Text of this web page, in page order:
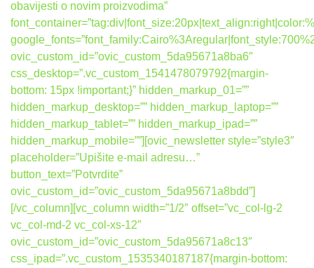
obavijesti o novim proizvodima”
ovic_custom_id=”ovic_custom_5da95671a8ba6″
css_desktop=”.vc_custom_1541478079792{margin-
bottom: 15px !important;}” hidden_markup_01=””
hidden_markup_desktop=”” hidden_markup_laptop=””
hidden_markup_tablet=”” hidden_markup_ipad=””
hidden_markup_mobile=””][ovic_newsletter style=”style3″
placeholder=”Upišite e-mail adresu…”
button_text=”Potvrdite”
ovic_custom_id=”ovic_custom_5da95671a8bdd”]
[/vc_column][vc_column width=”1/2″ offset=”vc_col-lg-2
vc_col-md-2 vc_col-xs-12″
ovic_custom_id=”ovic_custom_5da95671a8c13″
css_ipad=”.vc_custom_1535340187187{margin-bottom: